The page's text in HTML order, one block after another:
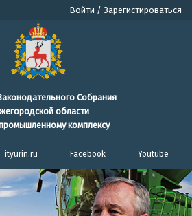
Войти / Зарегистироваться
Собрания
области
комплексу
ityurin.ru Facebook Youtube